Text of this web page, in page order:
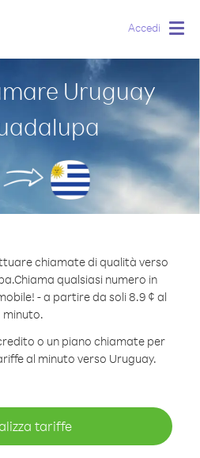
Accedi
Uruguay
chiamate di qualità verso
Chiama qualsiasi numero in
- a partire da soli 8.9 ¢ al
minuto.
o un piano chiamate per
al minuto verso Uruguay.
tariffe